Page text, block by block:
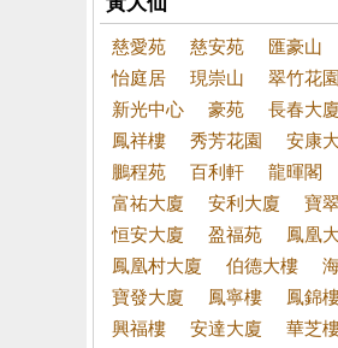
慈愛苑 慈安苑 匯豪山
怡庭居
現崇山 翠竹花園
新光中心
豪苑 長春大
鳳祥樓
秀芳花園 安康
鵬程苑
百利軒 龍暉閣
富祐大廈
安利大廈
寶
恒安大廈
盈福苑 鳳凰
鳳凰村大廈
伯德大樓
寶發大廈
鳳寧樓 鳳錦
興福樓
安達大廈 華芝